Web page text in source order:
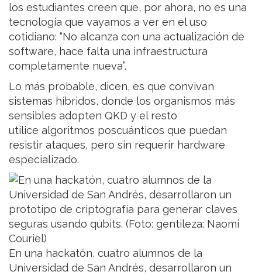
los estudiantes creen que, por ahora, no es una
tecnología que vayamos a ver en el uso
cotidiano: “No alcanza con una actualización de
software, hace falta una infraestructura
completamente nueva”.
Lo más probable, dicen, es que convivan
sistemas híbridos, donde los organismos más
sensibles adopten QKD y el resto
utilice algoritmos poscuánticos que puedan
resistir ataques, pero sin requerir hardware
especializado.
En una hackatón, cuatro alumnos de la
Universidad de San Andrés, desarrollaron un